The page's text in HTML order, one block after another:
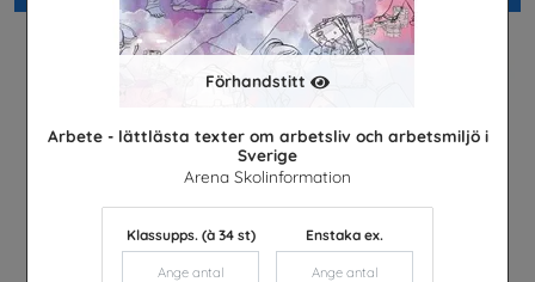
Förhandstitt
Arbete - lättlästa texter om arbetsliv och arbetsmiljö i
Sverige
Arena Skolinformation
Klassupps. (à 34 st) Enstaka ex.